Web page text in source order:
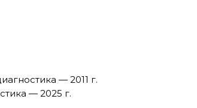
— 2011 г.
— 2025 г.